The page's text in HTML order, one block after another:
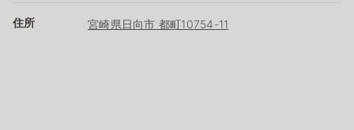
住所 宮崎県日向市 都町10754-11